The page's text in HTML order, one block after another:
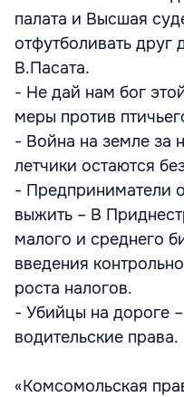
палата и Высшая
отфутболивать друг
В.Пасата.
- Не дай нам бог
меры против
- Война на земле за
летчики остаются
- Предприниматели
выжить – В
малого и среднего
введения
роста налогов.
- Убийцы на дороге
водительские права.
«Комсомольская